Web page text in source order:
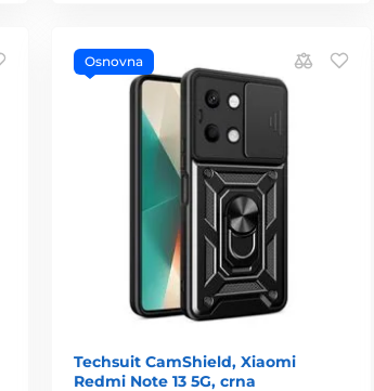
Osnovna
Techsuit CamShield, Xiaomi
Redmi Note 13 5G, crna